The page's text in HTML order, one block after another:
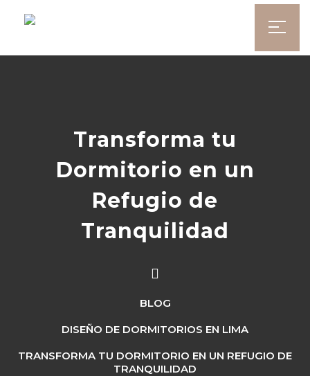
Transforma tu
Dormitorio en un
Refugio de
Tranquilidad
BLOG
DISEÑO DE DORMITORIOS EN LIMA
TRANSFORMA TU DORMITORIO EN UN REFUGIO DE
TRANQUILIDAD